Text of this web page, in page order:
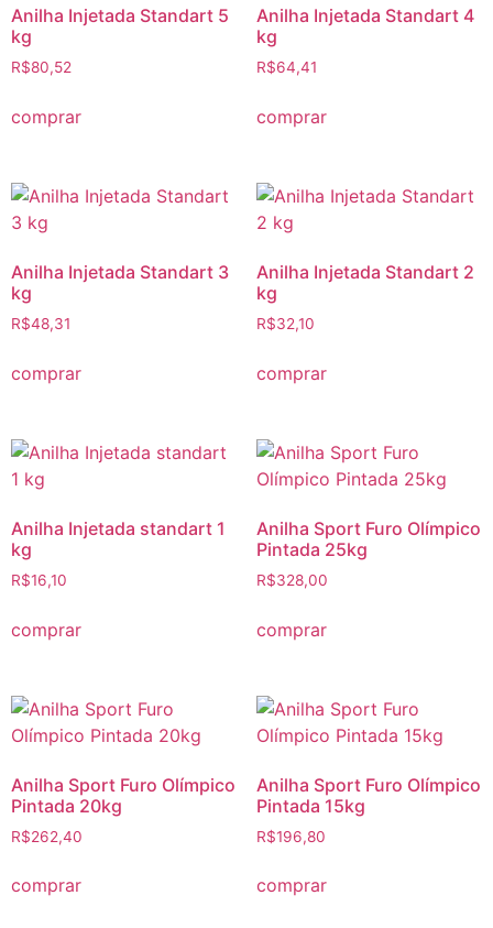
Anilha Injetada Standart 5
kg
R$80,52
comprar
Anilha Injetada Standart 4
kg
R$64,41
comprar
Anilha Injetada Standart 3
kg
R$48,31
comprar
Anilha Injetada Standart 2
kg
R$32,10
comprar
Anilha Injetada standart 1
kg
R$16,10
comprar
Anilha Sport Furo Olímpico
Pintada 25kg
R$328,00
comprar
Anilha Sport Furo Olímpico
Pintada 20kg
R$262,40
comprar
Anilha Sport Furo Olímpico
Pintada 15kg
R$196,80
comprar